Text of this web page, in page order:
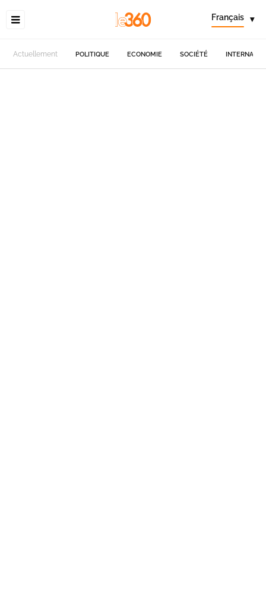
Français ▾
Actuellement POLITIQUE ECONOMIE SOCIÉTÉ